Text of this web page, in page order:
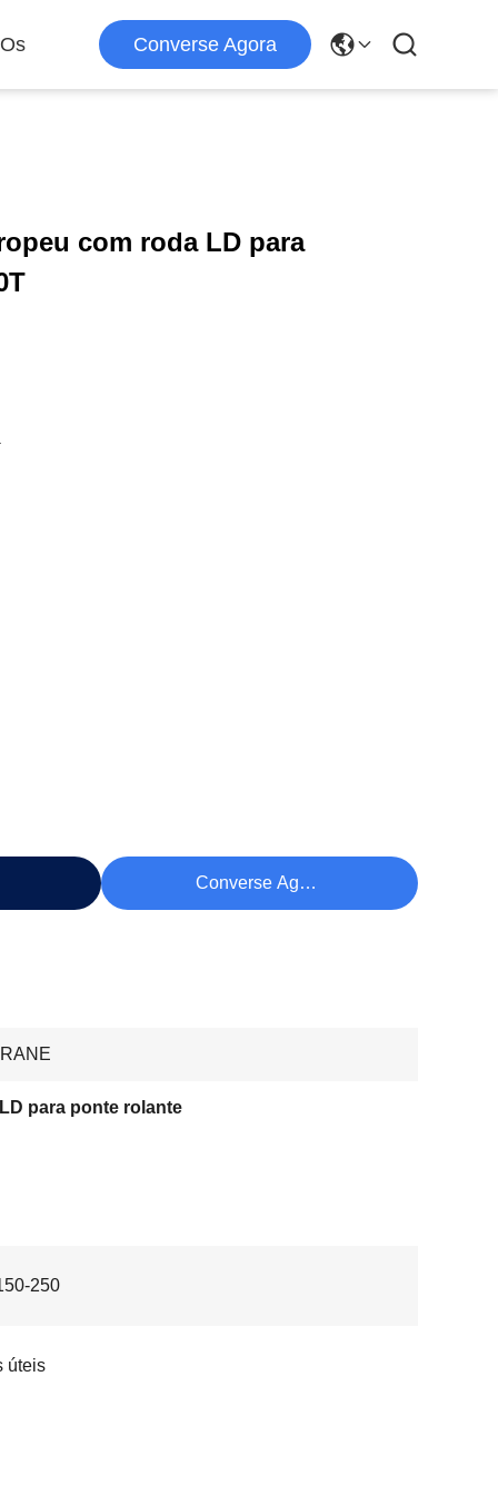
Converse Agora
com roda LD para
Converse Agora
para ponte rolante
250
úteis